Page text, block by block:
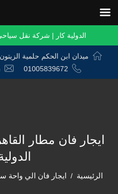
الدولية كار | شركة نقل
ميدان ابن الحكم حلمية
01005839672
الرئيسية ايجار فان الي واحة